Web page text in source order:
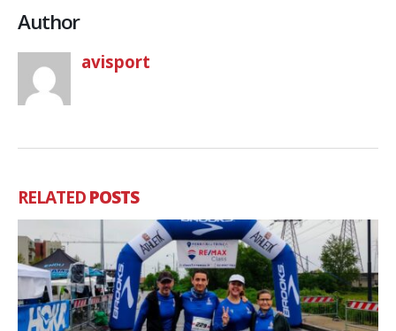
Author
avisport
RELATEDPOSTS